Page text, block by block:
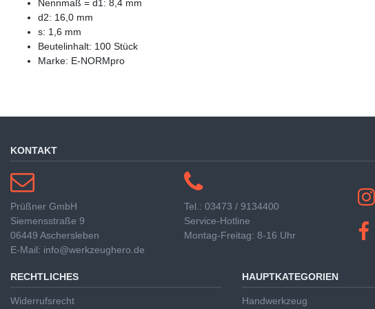
Nennmaß = d1: 8,4 mm
d2: 16,0 mm
s: 1,6 mm
Beutelinhalt: 100 Stück
Marke: E-NORMpro
KONTAKT
Prüßner GmbH
Siemensstraße 9
06449 Aschersleben
E-Mail: info@werkzeughero.de
Tel.: 03473 / 9134400
Service-Hotline
Montag-Freitag: 8-16 Uhr
RECHTLICHES
Widerrufsrecht
HAUPTKATEGORIEN
Handwerkzeug